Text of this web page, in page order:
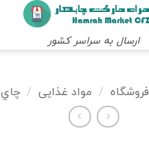
ارسال به سراسر کشور
فروشگاه / مواد غذایی / چاي